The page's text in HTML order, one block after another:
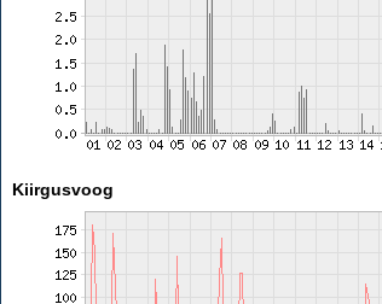
Kiirgusvoog